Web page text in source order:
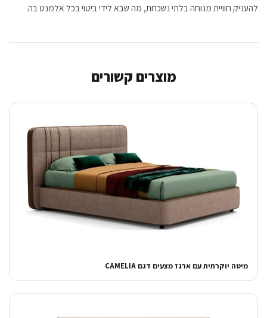
להעניק חוויית מנוחה בלתי נשכחת, מה שבא לידי ביטוי בכל אלמנט בה.
מוצרים קשורים
מיטה יוקרתית עם ארגז מצעים דגם CAMELIA